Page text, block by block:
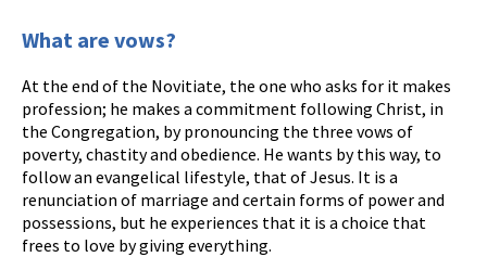
What are vows?
At the end of the Novitiate, the one who asks for it makes
profession; he makes a commitment following Christ, in
the Congregation, by pronouncing the three vows of
poverty, chastity and obedience. He wants by this way, to
follow an evangelical lifestyle, that of Jesus. It is a
renunciation of marriage and certain forms of power and
possessions, but he experiences that it is a choice that
frees to love by giving everything.